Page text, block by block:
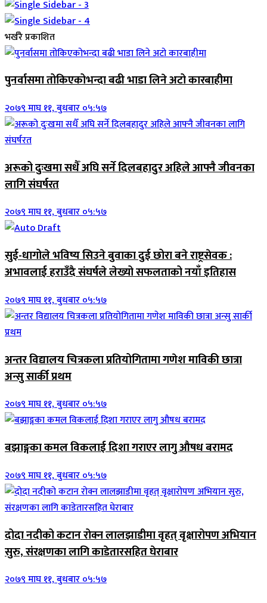
भर्खरै प्रकाशित
पुनर्वासमा तोकिएकोभन्दा बढी भाडा लिने अटो कारबाहीमा
२०७९ माघ ११, बुधबार ०५:५७
अरूको दुःखमा सधैँ अघि सर्ने दिलबहादुर अहिले आफ्नै जीवनका
लागि संघर्षरत
२०७९ माघ ११, बुधबार ०५:५७
सुई-धागोले भविष्य सिउने बुवाका दुई छोरा बने राष्ट्रसेवक :
अभावलाई हराउँदै संघर्षले लेख्यो सफलताको नयाँ इतिहास
२०७९ माघ ११, बुधबार ०५:५७
अन्तर विद्यालय चित्रकला प्रतियोगितामा गणेश माविकी छात्रा
अन्सु सार्की प्रथम
२०७९ माघ ११, बुधबार ०५:५७
बझाङ्गका कमल विकलाई दिशा गराएर लागु औषध बरामद
२०७९ माघ ११, बुधबार ०५:५७
दोदा नदीको कटान रोक्न लालझाडीमा वृहत् वृक्षारोपण अभियान
सुरु, संरक्षणका लागि काडेतारसहित घेराबार
२०७९ माघ ११, बुधबार ०५:५७